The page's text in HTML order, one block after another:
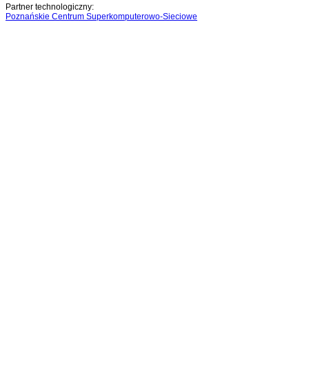
Partner technologiczny:
Poznańskie Centrum Superkomputerowo-Sieciowe